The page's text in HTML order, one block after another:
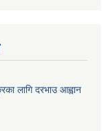
लागि दरभाउ आह्वान